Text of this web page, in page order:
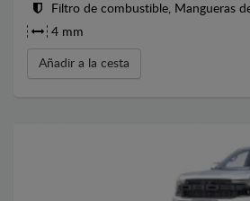
Filtro de combustible, Mangueras
4 mm
Añadir a la cesta